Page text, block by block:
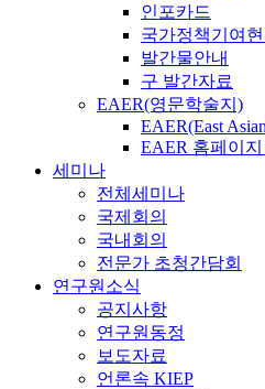
인포카드
국가정책기여
발간물안내
구 발간자료
EAER(영문학술지)
EAER(East
EAER 홈페이지
세미나
전체세미나
국제회의
국내회의
전문가 초청간담회
연구원소식
공지사항
연구원동정
보도자료
언론속 KIEP